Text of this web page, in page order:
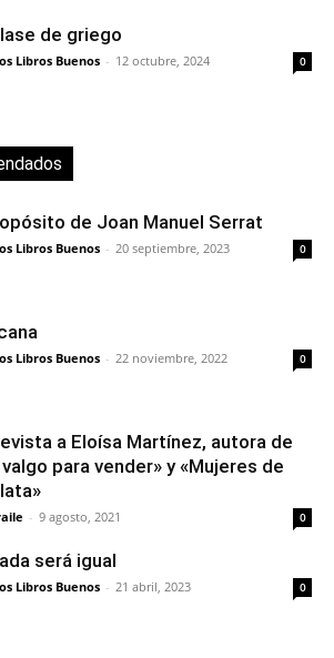
de griego
Libros Buenos - 12 octubre, 2024 0
de Joan Manuel Serrat
Libros Buenos - 20 septiembre, 2023 0
Libros Buenos - 22 noviembre, 2022 0
a Eloísa Martínez, autora de
para vender» y «Mujeres de
- 9 agosto, 2021 0
será igual
Libros Buenos - 21 abril, 2023 0